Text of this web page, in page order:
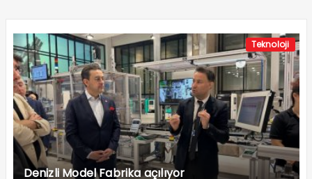
Teknoloji
Denizli Model Fabrika açılıyor